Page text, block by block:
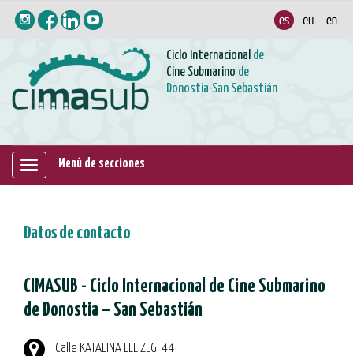
Ciclo Internacional de
Cine Submarino de
Donostia-San Sebastián
Mostrar/ocultar
Menú de secciones
Datos de contacto
CIMASUB - Ciclo Internacional de Cine Submarino
de Donostia – San Sebastián
Calle KATALINA ELEIZEGI 44